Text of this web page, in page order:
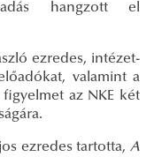
hangzott el
ezredes, intézet-
valamint a
az NKE két
ezredes tartotta, A